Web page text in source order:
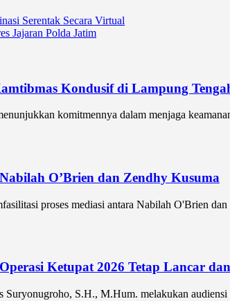
Serentak Secara Virtual
Jajaran Polda Jatim
Kondusif di Lampung
komitmennya dalam menjaga
O’Brien dan Zendhy Kusuma
proses mediasi antara Nabilah O'Brien
Ketupat 2026 Tetap Lancar
S.H., M.Hum. melakukan audiensi